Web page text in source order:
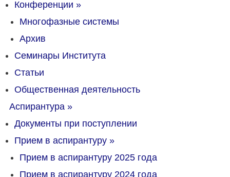
Конференции »
Многофазные системы
Архив
Семинары Института
Статьи
Общественная деятельность
Аспирантура »
Документы при поступлении
Прием в аспирантуру »
Прием в аспирантуру 2025 года
Прием в аспирантуру 2024 года